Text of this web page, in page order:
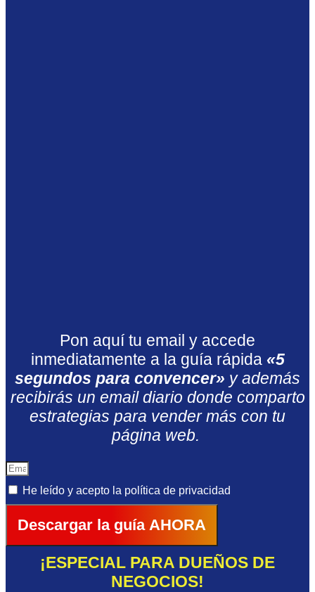
Pon aquí tu email y accede
inmediatamente a la guía rápida «5
segundos para convencer» y además
recibirás un email diario donde comparto
estrategias para vender más con tu
página web.
He leído y acepto la política de privacidad
Descargar la guía AHORA
¡ESPECIAL PARA DUEÑOS DE
NEGOCIOS!